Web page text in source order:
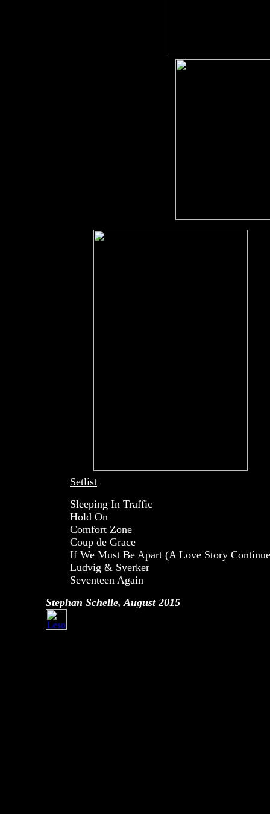
Setlist
Sleeping In Traffic
Hold On
Comfort Zone
Coup de Grace
If We Must Be Apart (A Love Story
Ludvig & Sverker
Seventeen Again
Stephan Schelle, August 2015